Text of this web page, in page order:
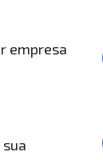
empresa